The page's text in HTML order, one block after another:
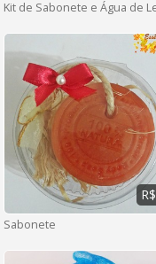
Sabonete
R$